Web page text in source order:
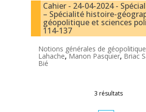
Cahier - 24-04-2024 -
– Spécialité histoire-
géopolitique et sciences
114-137
Notions générales de
Lahache,Manon Pasquier, Briac
Bié
3 résultats